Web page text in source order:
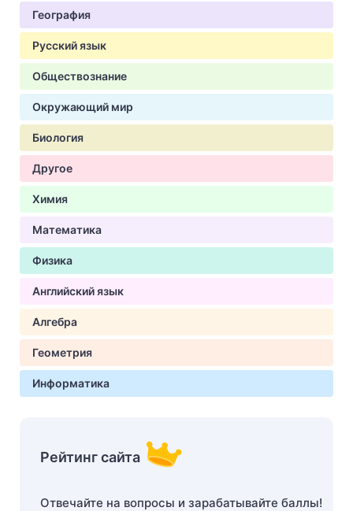
География
Русский язык
Обществознание
Окружающий мир
Биология
Другое
Химия
Математика
Физика
Английский язык
Алгебра
Геометрия
Информатика
Рейтинг сайта
Отвечайте на вопросы и зарабатывайте баллы!